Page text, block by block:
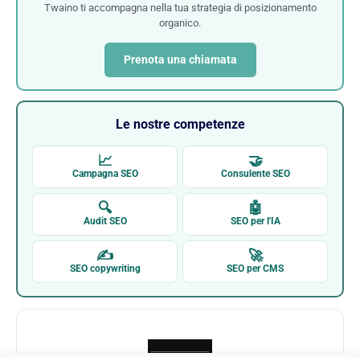
Twaino ti accompagna nella tua strategia di posizionamento
organico.
Prenota una chiamata
Le nostre competenze
📈
Campagna SEO
🤝
Consulente SEO
🔍
Audit SEO
🤖
SEO per l'IA
✍
SEO copywriting
🚀
SEO per CMS